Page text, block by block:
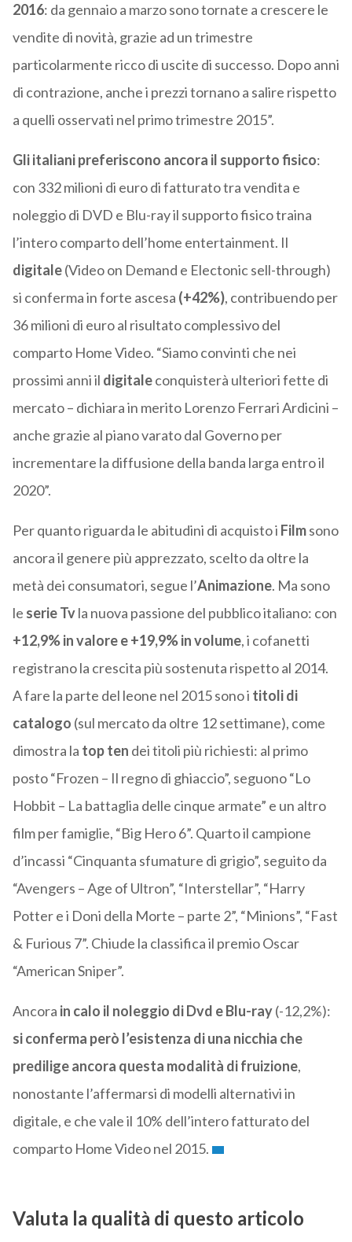
2016: da gennaio a marzo sono tornate a crescere le
vendite di novità, grazie ad un trimestre
particolarmente ricco di uscite di successo. Dopo anni
di contrazione, anche i prezzi tornano a salire rispetto
a quelli osservati nel primo trimestre 2015”.
Gli italiani preferiscono ancora il supporto fisico:
con 332 milioni di euro di fatturato tra vendita e
noleggio di DVD e Blu-ray il supporto fisico traina
l’intero comparto dell’home entertainment. Il
digitale(Video on Demand e Electonic sell-through)
si conferma in forte ascesa (+42%), contribuendo per
36 milioni di euro al risultato complessivo del
comparto Home Video. “Siamo convinti che nei
prossimi anni il digitaleconquisterà ulteriori fette di
mercato – dichiara in merito Lorenzo Ferrari Ardicini –
anche grazie al piano varato dal Governo per
incrementare la diffusione della banda larga entro il
2020”.
Per quanto riguarda le abitudini di acquisto i Filmsono
ancora il genere più apprezzato, scelto da oltre la
metà dei consumatori, segue l’Animazione. Ma sono
le serie Tvla nuova passione del pubblico italiano: con
+12,9% in valore e +19,9% in volume, i cofanetti
registrano la crescita più sostenuta rispetto al 2014.
A fare la parte del leone nel 2015 sono i titoli di
catalogo (sul mercato da oltre 12 settimane), come
dimostra la top ten dei titoli più richiesti: al primo
posto “Frozen – Il regno di ghiaccio”, seguono “Lo
Hobbit – La battaglia delle cinque armate” e un altro
film per famiglie, “Big Hero 6”. Quarto il campione
d’incassi “Cinquanta sfumature di grigio”, seguito da
“Avengers – Age of Ultron”, “Interstellar”, “Harry
Potter e i Doni della Morte – parte 2”, “Minions”, “Fast
& Furious 7”. Chiude la classifica il premio Oscar
“American Sniper”.
Ancora in calo il noleggio di Dvd e Blu-ray(-12,2%):
si conferma però l’esistenza di una nicchia che
predilige ancora questa modalità di fruizione,
nonostante l’affermarsi di modelli alternativi in
digitale, e che vale il 10% dell’intero fatturato del
comparto Home Video nel 2015.
Valuta la qualità di questo articolo